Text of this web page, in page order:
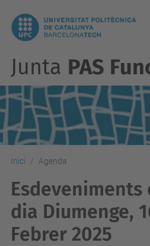
Junta PAS
Inici Agenda
Esdeveniments
dia Diumenge,
Febrer 2025